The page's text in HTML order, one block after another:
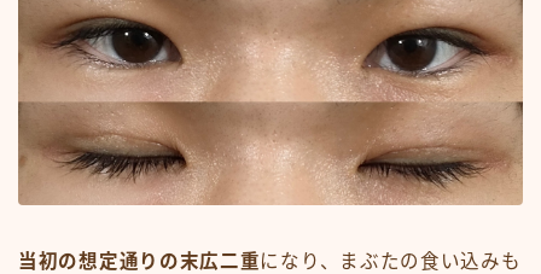
当初の想定通りの末広二重になり、まぶたの食い込みも